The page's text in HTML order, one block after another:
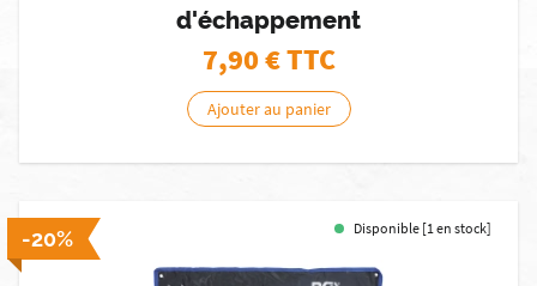
d'échappement
7,90€ TTC
Ajouter au panier
-20% Disponible [1 en stock]